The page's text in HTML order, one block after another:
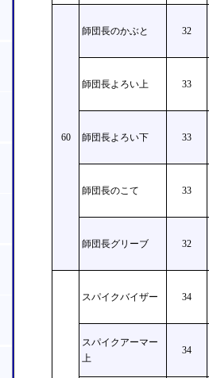
60
師団長のかぶと 32
師団長よろい上 33
師団長よろい下 33
師団長のこて 33
師団長グリーブ 32
スパイクバイザー 34
スパイクアーマー
上
34